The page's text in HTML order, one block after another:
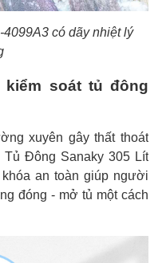
có dãy nhiệt lý
soát tủ đông
xuyên gây thất thoát
Đông Sanaky 305 Lít
an toàn giúp người
đóng - mở tủ một cách